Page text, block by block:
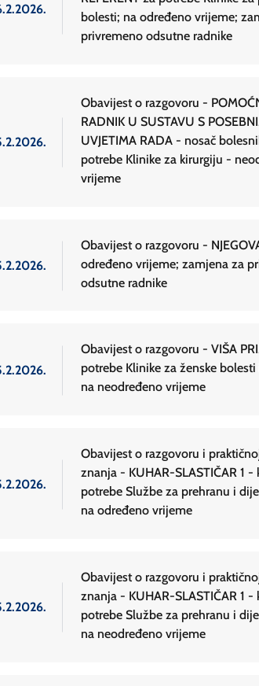
bolesti; na određeno vrijeme;
privremeno odsutne radnike
Obavijest o razgovoru -
RADNIK U SUSTAVU S
UVJETIMA RADA - nosač
potrebe Klinike za kirurgiju -
vrijeme
Obavijest o razgovoru -
određeno vrijeme; zamjena za
odsutne radnike
Obavijest o razgovoru - VIŠA
potrebe Klinike za ženske
na neodređeno vrijeme
Obavijest o razgovoru i
znanja - KUHAR-SLASTIČAR 1 -
potrebe Službe za prehranu i
na određeno vrijeme
Obavijest o razgovoru i
znanja - KUHAR-SLASTIČAR 1 -
potrebe Službe za prehranu i
na neodređeno vrijeme